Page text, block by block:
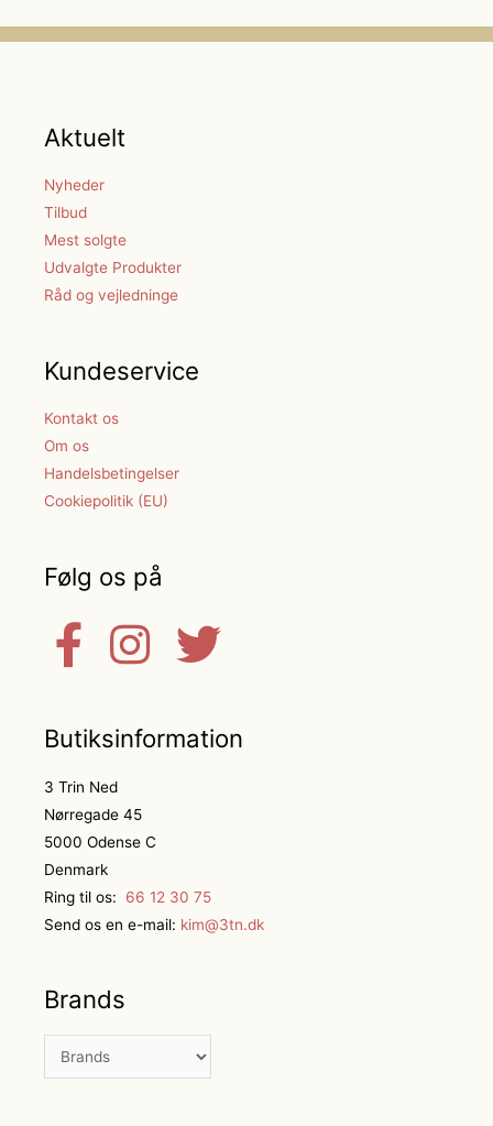
Aktuelt
Nyheder
Tilbud
Mest solgte
Udvalgte Produkter
Råd og vejledninge
Kundeservice
Kontakt os
Om os
Handelsbetingelser
Cookiepolitik (EU)
Følg os på
Butiksinformation
3 Trin Ned
Nørregade 45
5000 Odense C
Denmark
Ring til os:
66 12 30 75
Send os en e-mail: kim@3tn.dk
Brands